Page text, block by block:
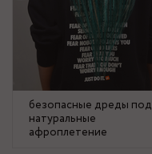
безопасные дреды под
натуральные
афроплетение